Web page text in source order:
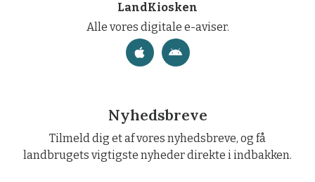
LandKiosken
Alle vores digitale e-aviser.
Nyhedsbreve
Tilmeld dig et af vores nyhedsbreve, og få
landbrugets vigtigste nyheder direkte i indbakken.